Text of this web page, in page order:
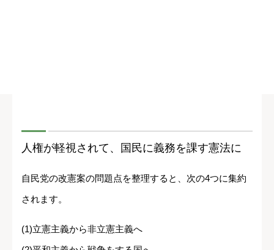
人権が軽視されて、国民に義務を課す憲法に
自民党の改憲案の問題点を整理すると、次の4つに集約
されます。
(1)立憲主義から非立憲主義へ